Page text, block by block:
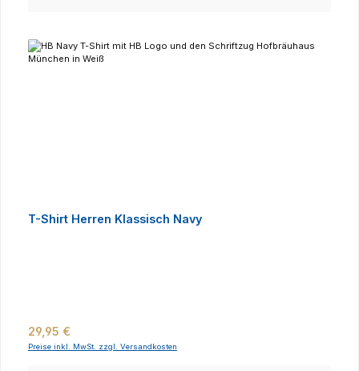
T-Shirt Herren Klassisch Navy
Regulärer Preis:
29,95 €
Preise inkl. MwSt. zzgl. Versandkosten